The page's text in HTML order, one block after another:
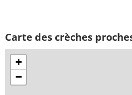
Carte des crèches
+
−